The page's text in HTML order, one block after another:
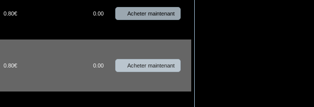
0.80€ 0.00 Acheter maintenant
0.80€ 0.00 Acheter maintenant